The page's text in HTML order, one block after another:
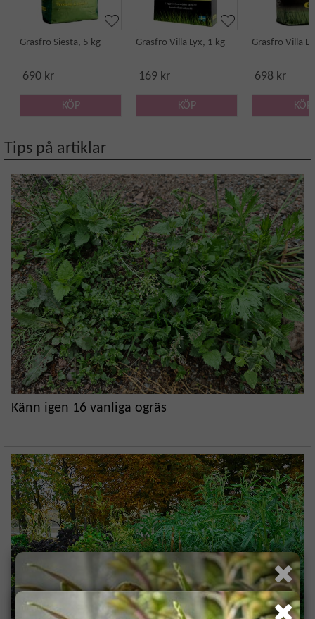
Gräsfrö Siesta, 5 kg
690 kr
KÖP
Gräsfrö Villa Lyx, 1 kg
169 kr
KÖP
Gräsfrö Villa
698 kr
KÖP
Tips på artiklar
Känn igen 16 vanliga ogräs